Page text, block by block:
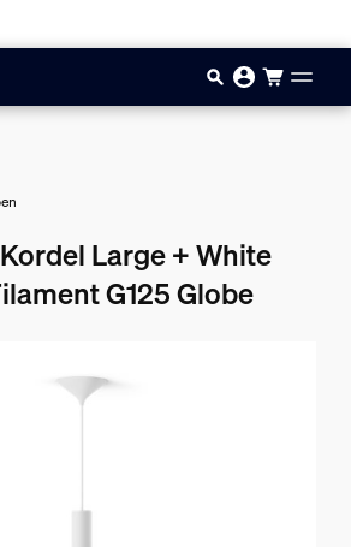
Large + White
G125 Globe